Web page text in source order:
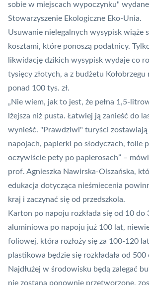
sobie w miejscach wypoczynku"
Stowarzyszenie Ekologiczne Eko-Unia.
Usuwanie nielegalnych wysypisk wiąże
kosztami, które ponoszą podatnicy.
likwidację dzikich wysypisk wydaje co
tysięcy złotych, a z budżetu Kołobrzegu
ponad 100 tys. zł.
„Nie wiem, jak to jest, że pełna 1,5-
lżejsza niż pusta. Łatwiej ją zanieść do
wynieść. "Prawdziwi" turyści
napojach, papierki po słodyczach, folie
oczywiście pety po papierosach” –
prof. Agnieszka Nawirska-Olszańska,
edukacja dotycząca nieśmiecenia
kraj i zaczynać się od przedszkola.
Karton po napoju rozkłada się od 10 do
aluminiowa po napoju już 100 lat,
foliowej, która rozłoży się za 100-120
plastikowa będzie się rozkładała od
Najdłużej w środowisku będą zalegać
nie zostaną ponownie przetworzone,